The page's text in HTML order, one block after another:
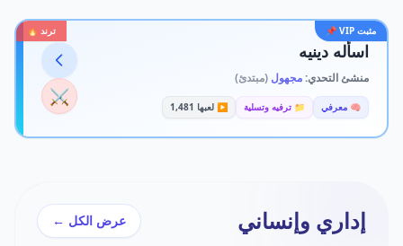
مثبت VIP 📌 ترند 🔥
اسأله دينيه
منشئ التحدي:مجهول (مبتدئ)
🧠 معرفي 📁 ترفيه وتسلية ▶️ لعبها 1,481 ⚔️
إداري وإنساني عرض الكل ←